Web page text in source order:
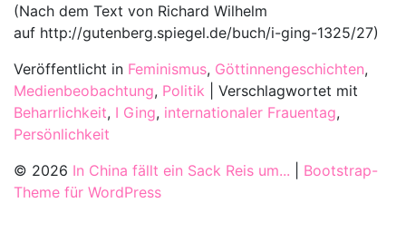
(Nach dem Text von Richard Wilhelm
auf http://gutenberg.spiegel.de/buch/i-ging-1325/27)
Veröffentlicht in Feminismus, Göttinnengeschichten,
Medienbeobachtung, Politik
Verschlagwortet mit
Beharrlichkeit, I Ging, internationaler Frauentag,
Persönlichkeit
© 2026 In China fällt ein Sack Reis um...
Bootstrap-
Theme für WordPress